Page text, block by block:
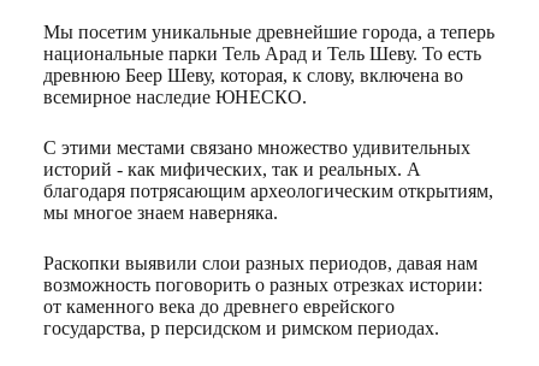
Мы посетим уникальные древнейшие города, а теперь
национальные парки Тель Арад и Тель Шеву. То есть
древнюю Беер Шеву, которая, к слову, включена во
всемирное наследие ЮНЕСКО.
С этими местами связано множество удивительных
историй - как мифических, так и реальных. А
благодаря потрясающим археологическим открытиям,
мы многое знаем наверняка.
Раскопки выявили слои разных периодов, давая нам
возможность поговорить о разных отрезках истории:
от каменного века до древнего еврейского
государства, р персидском и римском периодах.